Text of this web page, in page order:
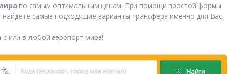
по самым оптимальным ценам. При помощи простой формы
найдете самые подходящие варианты трансфера именно для Вас!
с или в любой аэропорт мира!